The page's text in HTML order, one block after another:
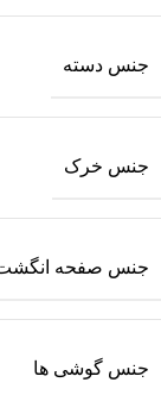
جنس دسته
جنس خرک
جنس صفحه
جنس گوشی ها